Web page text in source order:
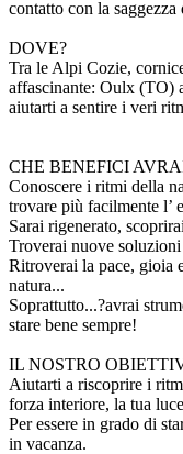
contatto con la saggezza
DOVE?
Tra le Alpi Cozie,
affascinante: Oulx (TO)
aiutarti a sentire i veri
CHE BENEFICI
Conoscere i ritmi della
trovare più facilmente l’
Sarai rigenerato,
Troverai nuove
Ritroverai la pace, gioia
natura...
Soprattutto...?avrai
stare bene sempre!
IL NOSTRO
Aiutarti a riscoprire i
forza interiore, la tua
Per essere in grado di
in vacanza.